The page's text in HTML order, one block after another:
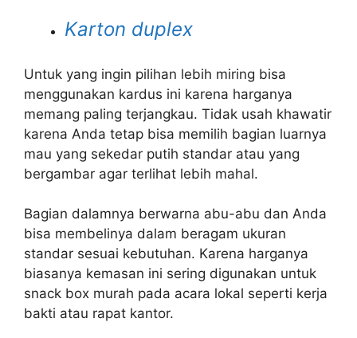
Karton duplex
Untuk yang ingin pilihan lebih miring bisa
menggunakan kardus ini karena harganya
memang paling terjangkau. Tidak usah khawatir
karena Anda tetap bisa memilih bagian luarnya
mau yang sekedar putih standar atau yang
bergambar agar terlihat lebih mahal.
Bagian dalamnya berwarna abu-abu dan Anda
bisa membelinya dalam beragam ukuran
standar sesuai kebutuhan. Karena harganya
biasanya kemasan ini sering digunakan untuk
snack box murah pada acara lokal seperti kerja
bakti atau rapat kantor.